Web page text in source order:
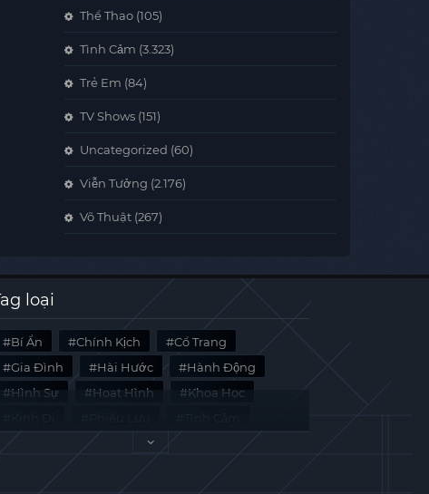
Thể Thao (105)
Tình Cảm (3.323)
Trẻ Em (84)
TV Shows (151)
Uncategorized (60)
Viễn Tưởng (2.176)
Võ Thuật (267)
loại
Bí Ẩn Chính Kịch
Cổ Trang
Gia Đình
Hài Hước
Hành Động
Hình Sự
Hoạt Hình
Khoa Học
Tài Liệu
Tâm Lý Viễn Tưởng